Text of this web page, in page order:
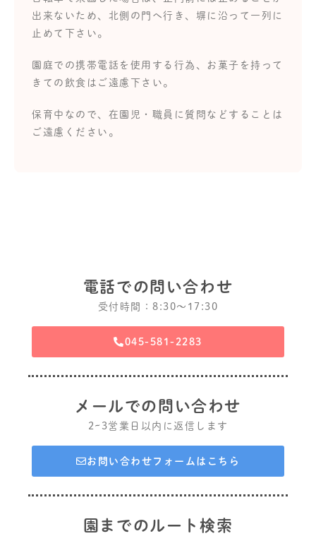
出来ないため、北側の門へ行き、塀に沿って一列に
止めて下さい。
園庭での携帯電話を使用する行為、お菓子を持って
きての飲食はご遠慮下さい。
保育中なので、在園児・職員に質問などすることは
ご遠慮ください。
電話での問い合わせ
受付時間：8:30〜17:30
045-581-2283
メールでの問い合わせ
2~3営業日以内に返信します
お問い合わせフォームはこちら
園までのルート検索